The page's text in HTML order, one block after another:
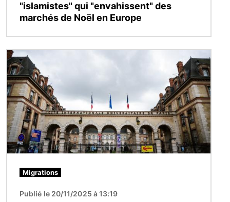
"islamistes" qui "envahissent" des
marchés de Noël en Europe
Image
Migrations
Publié le 20/11/2025 à 13:19